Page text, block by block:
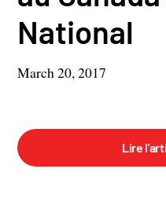
National
March 20, 2017
Lire